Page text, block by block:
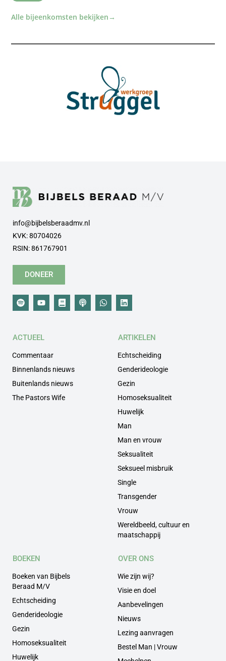
Alle bijeenkomsten bekijken →
info@bijbelsberaadmv.nl
KVK: 80704026
RSIN: 861767901
DONEER
ACTUEEL
Commentaar
Binnenlands nieuws
Buitenlands nieuws
The Pastors Wife
ARTIKELEN
Echtscheiding
Genderideologie
Gezin
Homoseksualiteit
Huwelijk
Man
Man en vrouw
Seksualiteit
Seksueel misbruik
Single
Transgender
Vrouw
Wereldbeeld, cultuur en
maatschappij
BOEKEN
Boeken van Bijbels
Beraad M/V
Echtscheiding
Genderideologie
Gezin
Homoseksualiteit
Huwelijk
OVER ONS
Wie zijn wij?
Visie en doel
Aanbevelingen
Nieuws
Lezing aanvragen
Bestel Man | Vrouw